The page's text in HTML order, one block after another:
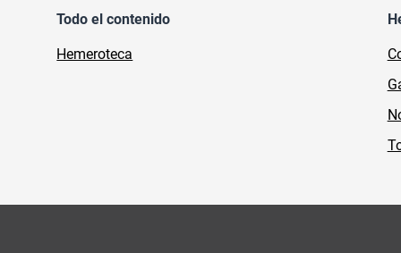
Todo el contenido
Hemeroteca